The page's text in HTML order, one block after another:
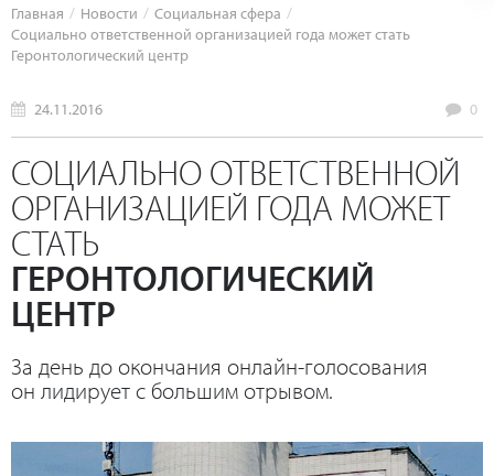
Главная Новости
Социальная сфера
Социально ответственной организацией года может стать
Геронтологический центр
24.11.2016 0
СОЦИАЛЬНО ОТВЕТСТВЕННОЙ
ОРГАНИЗАЦИЕЙ ГОДА МОЖЕТ
СТАТЬ
ГЕРОНТОЛОГИЧЕСКИЙ
ЦЕНТР
За день до окончания онлайн-голосования
он лидирует с большим отрывом.